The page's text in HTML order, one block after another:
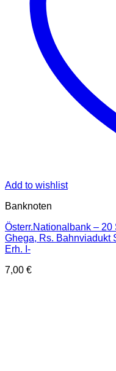
Add to wishlist
Banknoten
Österr.Nationalbank –
Ghega, Rs. Bahnviadukt
Erh. I-
7,00 €